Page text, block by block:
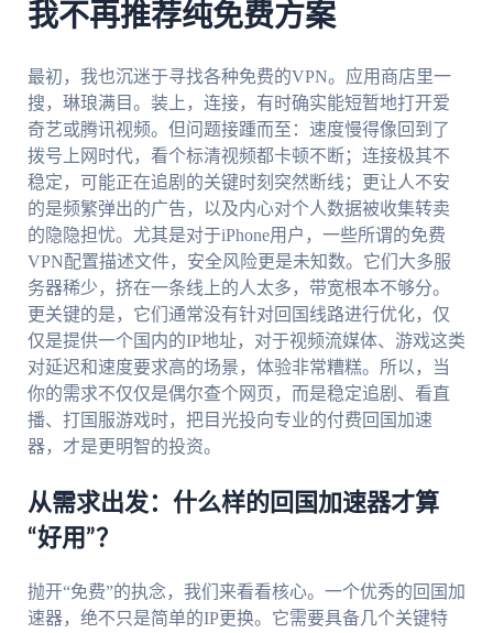
我不再推荐纯免费方案
最初，我也沉迷于寻找各种免费的VPN。应用商店里一
搜，琳琅满目。装上，连接，有时确实能短暂地打开爱
奇艺或腾讯视频。但问题接踵而至：速度慢得像回到了
拨号上网时代，看个标清视频都卡顿不断；连接极其不
稳定，可能正在追剧的关键时刻突然断线；更让人不安
的是频繁弹出的广告，以及内心对个人数据被收集转卖
的隐隐担忧。尤其是对于iPhone用户，一些所谓的免费
VPN配置描述文件，安全风险更是未知数。它们大多服
务器稀少，挤在一条线上的人太多，带宽根本不够分。
更关键的是，它们通常没有针对回国线路进行优化，仅
仅是提供一个国内的IP地址，对于视频流媒体、游戏这类
对延迟和速度要求高的场景，体验非常糟糕。所以，当
你的需求不仅仅是偶尔查个网页，而是稳定追剧、看直
播、打国服游戏时，把目光投向专业的付费回国加速
器，才是更明智的投资。
从需求出发：什么样的回国加速器才算
“好用”？
抛开“免费”的执念，我们来看看核心。一个优秀的回国加
速器，绝不只是简单的IP更换。它需要具备几个关键特